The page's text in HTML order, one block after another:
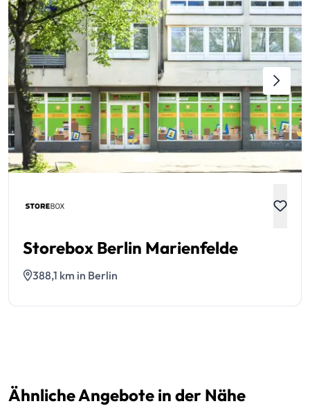
Storebox Berlin Marienfelde
388,1 km in Berlin
Ähnliche Angebote in der Nähe